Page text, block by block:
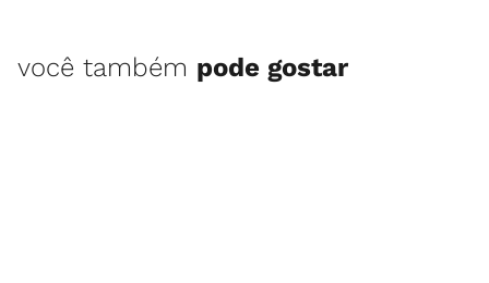
você também pode gostar